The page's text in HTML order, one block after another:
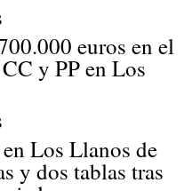
euros en el
y PP en Los
Los Llanos de
y dos tablas tras